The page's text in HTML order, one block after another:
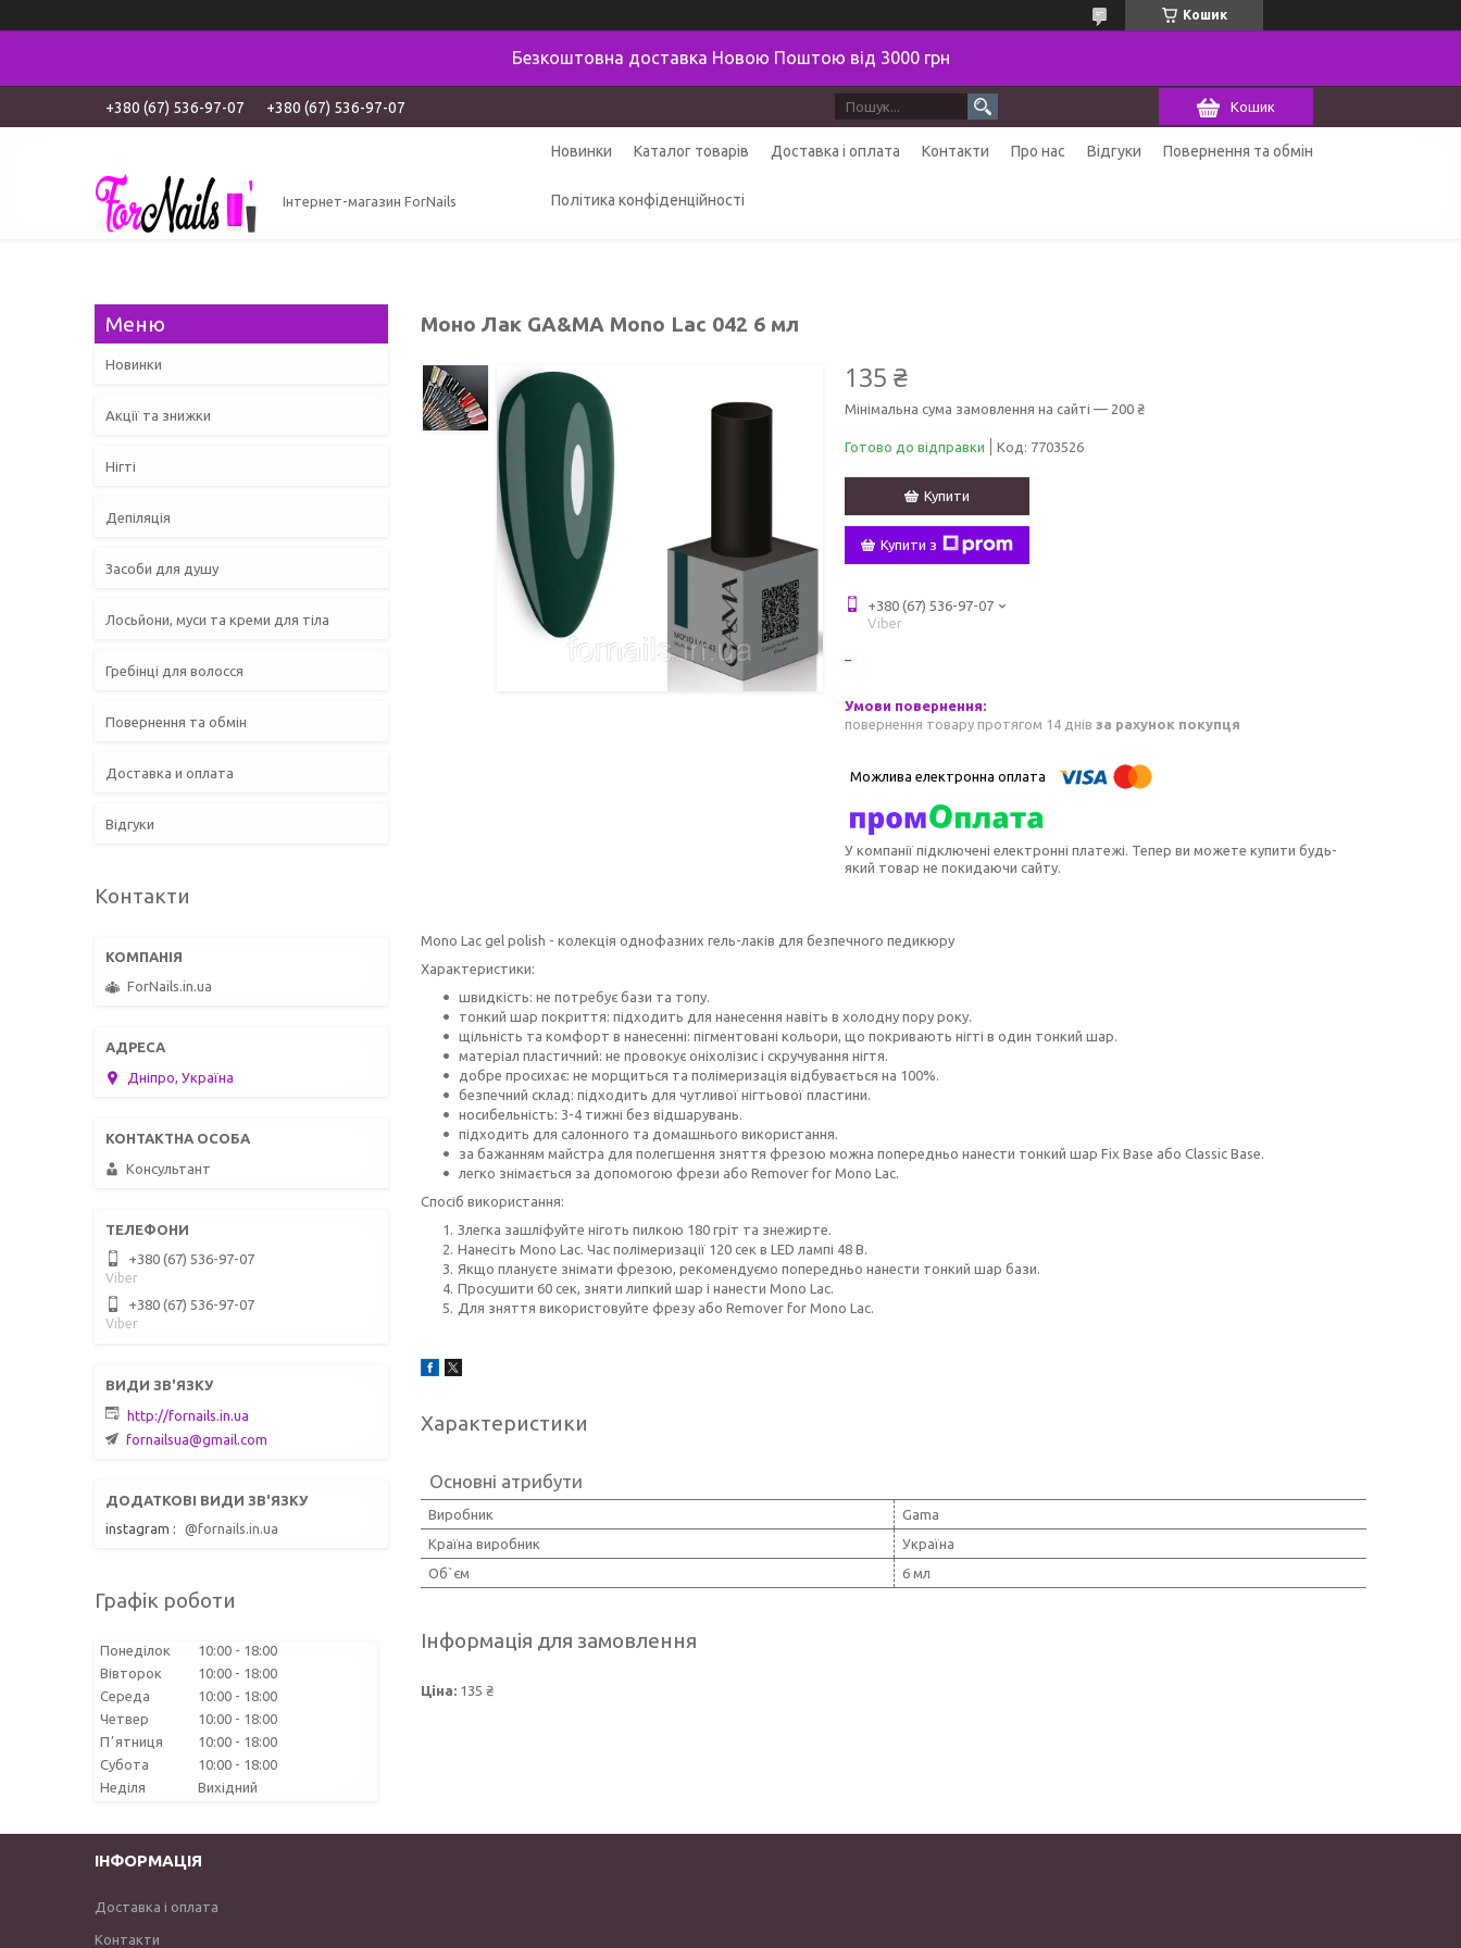
Кошик
Безкоштовна доставка Новою Поштою від 3000 грн
+380 (67) 536-97-07 +380 (67) 536-97-07 Кошик
Інтернет-магазин ForNails
Новинки Каталог товарів Доставка і оплата Контакти Про нас Відгуки Повернення та обмін
Політика конфіденційності
Моно Лак GA&MA Mono Lac 042 6 мл
135 ₴
Мінімальна сума замовлення на сайті — 200 ₴
Готово до відправки Код: 7703526
Купити
Купити з
+380 (67) 536-97-07
Viber
повернення товару протягом 14 днів за рахунок покупця
У компанії підключені електронні платежі. Тепер ви можете купити будь-
який товар не покидаючи сайту.
Mono Lac gel polish - колекція однофазних гель-лаків для безпечного педикюру
Характеристики:
швидкість: не потребує бази та топу.
тонкий шар покриття: підходить для нанесення навіть в холодну пору року.
щільність та комфорт в нанесенні: пігментовані кольори, що покривають нігті в один тонкий шар.
матеріал пластичний: не провокує оніхолізис і скручування нігтя.
добре просихає: не морщиться та полімеризація відбувається на 100%.
безпечний склад: підходить для чутливої нігтьової пластини.
носибельність: 3-4 тижні без відшарувань.
підходить для салонного та домашнього використання.
за бажанням майстра для полегшення зняття фрезою можна попередньо нанести тонкий шар Fix Base або Classic Base.
легко знімається за допомогою фрези або Remover for Mono Lac.
Спосіб використання:
Злегка зашліфуйте ніготь пилкою 180 гріт та знежирте.
Нанесіть Mono Lac. Час полімеризації 120 сек в LED лампі 48 В.
Якщо плануєте знімати фрезою, рекомендуємо попередньо нанести тонкий шар бази.
Просушити 60 сек, зняти липкий шар і нанести Mono Lac.
Для зняття використовуйте фрезу або Remover for Mono Lac.
Характеристики
Основні атрибути
Виробник
Gama
Країна виробник
Україна
Об`єм
6 мл
Інформація для замовлення
Ціна: 135 ₴
Новинки
Акції та знижки
Нігті
Депіляція
Засоби для душу
Лосьйони, муси та креми для тіла
Гребінці для волосся
Повернення та обмін
Доставка и оплата
Відгуки
Контакти
ForNails.in.ua
Дніпро, Україна
Консультант
+380 (67) 536-97-07
Viber
+380 (67) 536-97-07
Viber
http://fornails.in.ua
fornailsua@gmail.com
instagram @fornails.in.ua
Графік роботи
Понеділок 10:00
18:00
Вівторок
10:00
18:00
Середа
10:00
18:00
Четвер
10:00
18:00
Пʼятниця
10:00
18:00
Субота
10:00
18:00
Неділя
Вихідний
ІНФОРМАЦІЯ
Доставка і оплата
Контакти